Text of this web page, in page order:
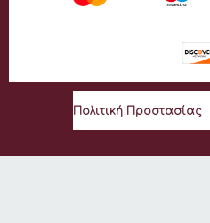
Πολιτική Προστασίας